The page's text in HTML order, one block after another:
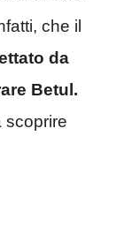
che il
da
Betul.
scoprire